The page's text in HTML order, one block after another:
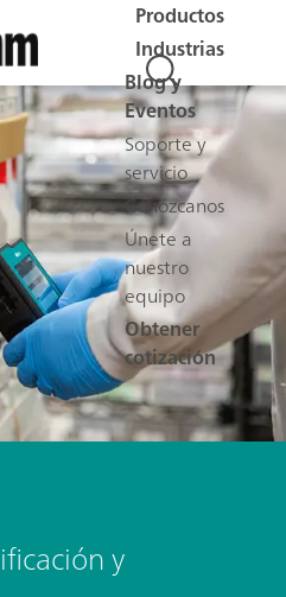
Productos
Industrias
Blog y
Eventos
Soporte y
servicio
Conózcanos
Únete a
nuestro
equipo
Obtener
cotización
y